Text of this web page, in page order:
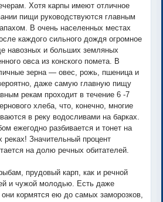
Хотя карпы имеют отличное
пищи руководствуются главным
В очень населенных местах
каждого сильного дождя огромное
навозных и больших земляных
овса из конского помета. В
зерна — овес, рожь, пшеница и
даже самую главную пищу
рекам проходит в течение 6 -7
хлеба, что, конечно, многие
в реку водосливами на барках.
ежегодно разбивается и тонет на
реках! Значительный процент
на долю речных обитателей.
прудовый карп, как и речной
и чужой молодью. Есть даже
кормятся ею до самых заморозков,